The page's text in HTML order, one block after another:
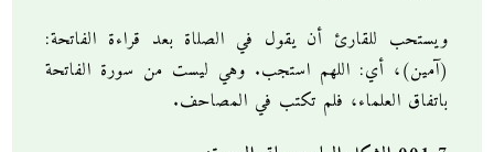
ويستحب للقارئ أن يقول في الصلاة بعد قراءة الفاتحة:
(آمين)، أي: اللهم استجب. وهي ليست من سورة الفاتحة
باتفاق العلماء، فلم تكتب في المصاحف.